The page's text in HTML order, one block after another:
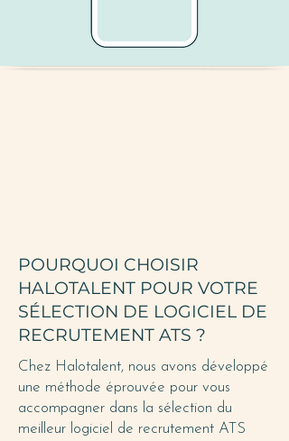
POURQUOI CHOISIR
HALOTALENT POUR VOTRE
SÉLECTION DE LOGICIEL DE
RECRUTEMENT ATS ?
Chez Halotalent, nous avons développé
une méthode éprouvée pour vous
accompagner dans la sélection du
meilleur logiciel de recrutement ATS